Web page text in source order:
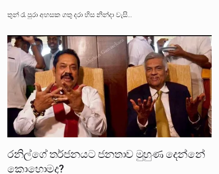
තුන් රෑ පුරා අහසක ගතු දරා හිස නින්දා වැසි…
රනිල්ගේ තර්ජනයට ජනතාව මුහුණ දෙන්නේ
කොහොමද?